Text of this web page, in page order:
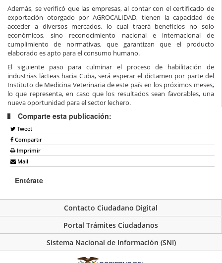
Además, se verificó que las empresas, al contar con el certificado de
exportación otorgado por AGROCALIDAD, tienen la capacidad de
acceder a diversos mercados, lo cual traerá beneficios no solo
económicos, sino reconocimiento nacional e internacional de
cumplimiento de normativas, que garantizan que el producto
elaborado es apto para el consumo humano.
El siguiente paso para culminar el proceso de habilitación de
industrias lácteas hacia Cuba, será esperar el dictamen por parte del
Instituto de Medicina Veterinaria de este país en los próximos meses,
lo que representa, en caso que los resultados sean favorables, una
nueva oportunidad para el sector lechero.
Comparte esta publicación:
Tweet
Compartir
Imprimir
Mail
Entérate
Contacto Ciudadano Digital
Portal Trámites Ciudadanos
Sistema Nacional de Información (SNI)